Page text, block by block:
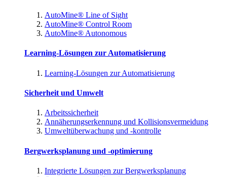
AutoMine® Line of Sight
AutoMine® Control Room
AutoMine® Autonomous
Learning-Lösungen zur Automatisierung
Learning-Lösungen zur Automatisierung
Sicherheit und Umwelt
Arbeitssicherheit
Annäherungserkennung und Kollisionsvermeidung
Umweltüberwachung und -kontrolle
Bergwerksplanung und -optimierung
Integrierte Lösungen zur Bergwerksplanung